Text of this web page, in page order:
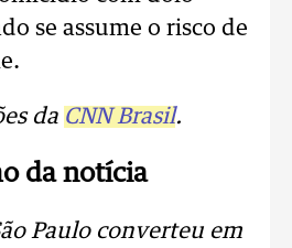
se assume o risco de
da CNN Brasil.
da notícia
Paulo converteu em